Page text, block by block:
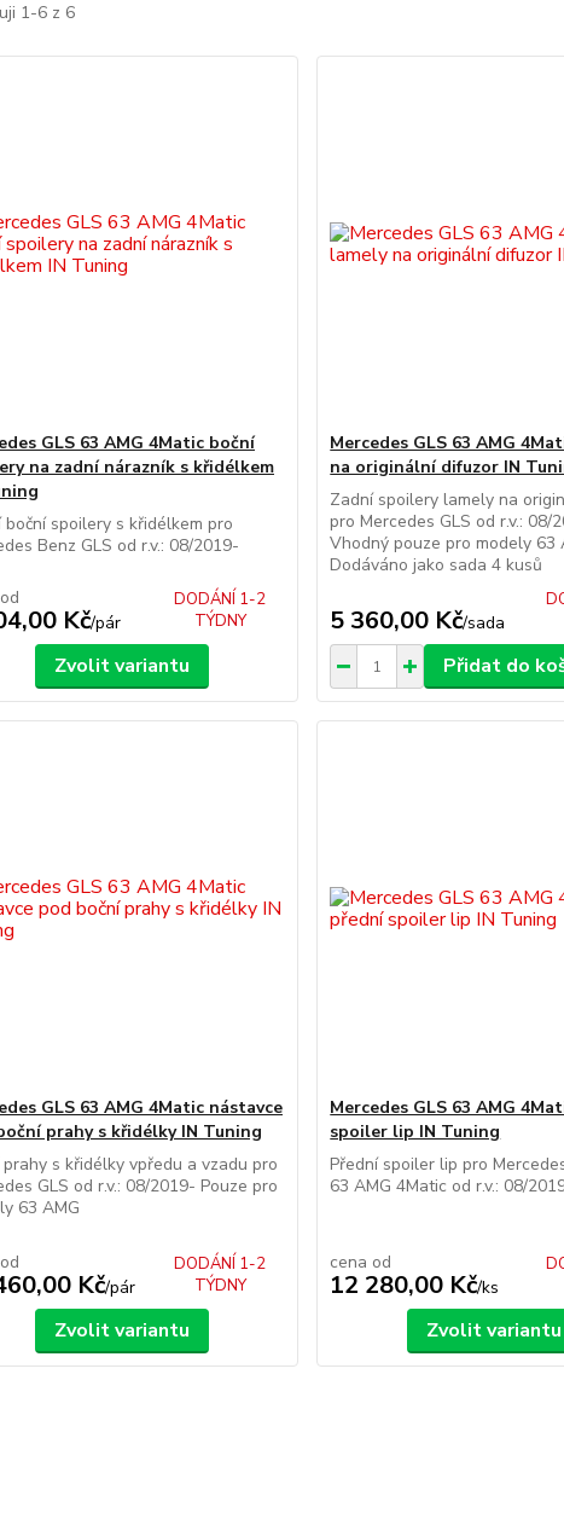
1-6 z 6
GLS 63 AMG 4Matic boční
na zadní nárazník s křidélkem
boční spoilery s křidélkem pro
Benz GLS od r.v.: 08/2019-
Kč/pár
DODÁNÍ 1-2
TÝDNY
Zvolit variantu
Mercedes GLS 63 AMG
na originální difuzor IN
Zadní spoilery lamely na
pro Mercedes GLS od r.v.: 08/
Vhodný pouze pro modely 63
Dodáváno jako sada 4 kusů
5 360,00 Kč/sada
Přidat do
GLS 63 AMG 4Matic nástavce
prahy s křidélky IN Tuning
prahy s křidélky vpředu a vzadu pro
GLS od r.v.: 08/2019- Pouze pro
63 AMG
Kč/pár
DODÁNÍ 1-2
TÝDNY
Zvolit variantu
Mercedes GLS 63 AMG
spoiler lip IN Tuning
Přední spoiler lip pro
63 AMG 4Matic od r.v.: 08/
cena od
12 280,00 Kč/ks
Zvolit variantu